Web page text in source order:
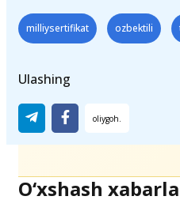
Teglar
milliysertifikat
Ulashing